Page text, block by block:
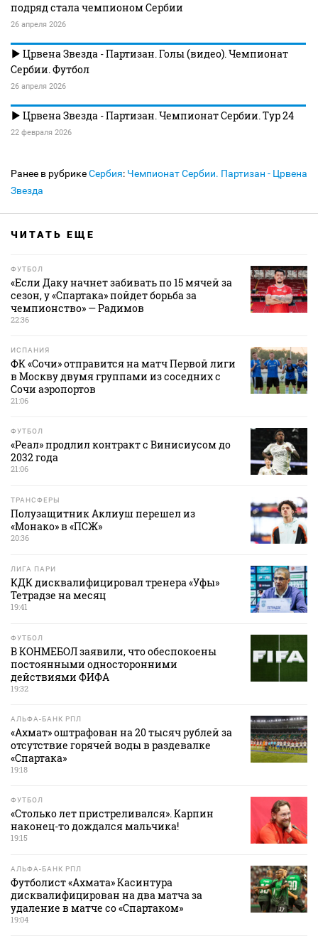
подряд стала чемпионом Сербии
26 апреля 2026
Црвена Звезда - Партизан. Голы (видео). Чемпионат
Сербии. Футбол
26 апреля 2026
Црвена Звезда - Партизан. Чемпионат Сербии. Тур 24
22 февраля 2026
Ранее в рубрикеСербия: Чемпионат Сербии. Партизан - Црвена
Звезда
ЧИТАТЬ ЕЩЕ
ФУТБОЛ
«Если Даку начнет забивать по 15 мячей за
сезон, у «Спартака» пойдет борьба за
чемпионство» — Радимов
22:36
ИСПАНИЯ
ФК «Сочи» отправится на матч Первой лиги
в Москву двумя группами из соседних с
Сочи аэропортов
21:06
ФУТБОЛ
«Реал» продлил контракт с Винисиусом до
2032 года
21:06
ТРАНСФЕРЫ
Полузащитник Аклиуш перешел из
«Монако» в «ПСЖ»
20:36
ЛИГА ПАРИ
КДК дисквалифицировал тренера «Уфы»
Тетрадзе на месяц
19:41
ФУТБОЛ
В КОНМЕБОЛ заявили, что обеспокоены
постоянными односторонними
действиями ФИФА
19:32
АЛЬФА-БАНК РПЛ
«Ахмат» оштрафован на 20 тысяч рублей за
отсутствие горячей воды в раздевалке
«Спартака»
19:18
ФУТБОЛ
«Столько лет пристреливался». Карпин
наконец-то дождался мальчика!
19:15
АЛЬФА-БАНК РПЛ
Футболист «Ахмата» Касинтура
дисквалифицирован на два матча за
удаление в матче со «Спартаком»
19:04